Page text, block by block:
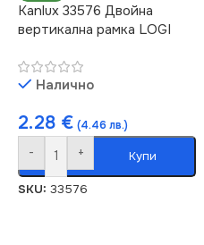
Kanlux 33576 Двойна
вертикална рамка LOGI
Налично
2.28 € (4.46 лв.)
- + Купи
SKU: 33576